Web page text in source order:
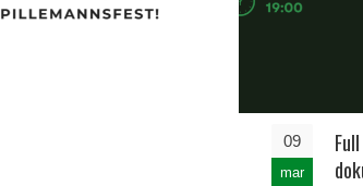
09
mar